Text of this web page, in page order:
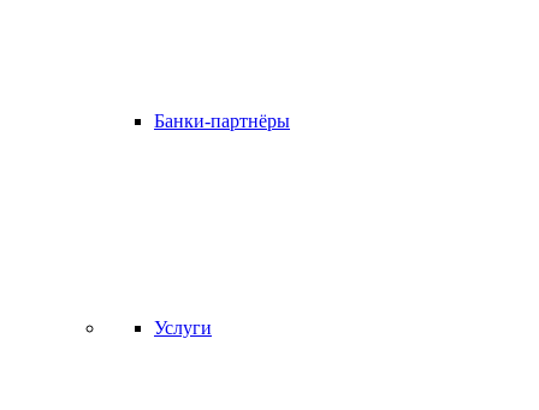
Банки-партнёры
Услуги